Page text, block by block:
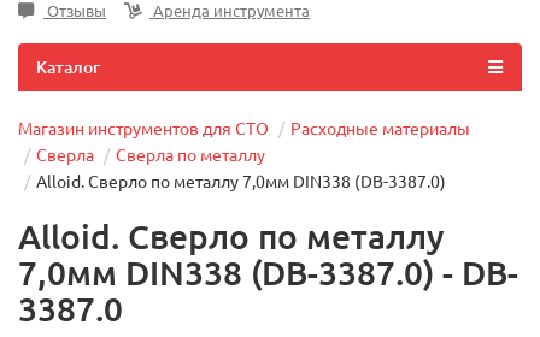
Отзывы
Аренда инструмента
Каталог
Магазин инструментов для СТО
Расходные материалы
Сверла
Сверла по металлу
Alloid. Сверло по металлу 7,0мм DIN338 (DB-3387.0)
Alloid. Сверло по металлу
7,0мм DIN338 (DB-3387.0) - DB-
3387.0